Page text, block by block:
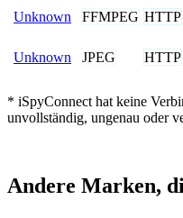
Unknown FFMPEG HTTP
Unknown JPEG HTTP
* iSpyConnect hat keine
unvollständig, ungenau oder
Andere Marken,